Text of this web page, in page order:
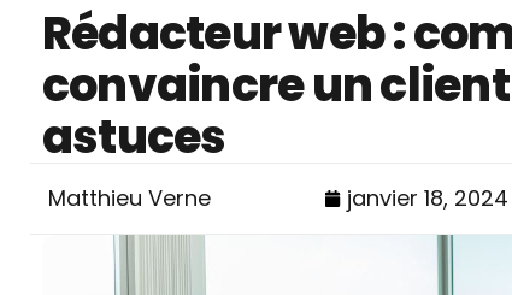
Rédacteur web :
convaincre un client
astuces
Matthieu Verne janvier 18, 2024